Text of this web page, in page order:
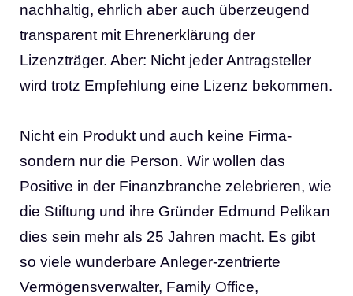
nachhaltig, ehrlich aber auch überzeugend
transparent mit Ehrenerklärung der
Lizenzträger. Aber: Nicht jeder Antragsteller
wird trotz Empfehlung eine Lizenz bekommen.
Nicht ein Produkt und auch keine Firma-
sondern nur die Person. Wir wollen das
Positive in der Finanzbranche zelebrieren, wie
die Stiftung und ihre Gründer Edmund Pelikan
dies sein mehr als 25 Jahren macht. Es gibt
so viele wunderbare Anleger-zentrierte
Vermögensverwalter, Family Office,